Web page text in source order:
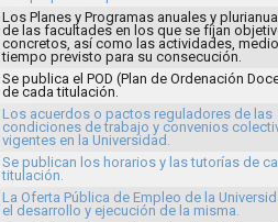
Los Planes y Programas anuales y
de las facultades en los que se fijan
concretos, así como las actividades,
tiempo previsto para su consecución.
Se publica el POD (Plan de Ordenación
de cada titulación.
Los acuerdos o pactos reguladores de las
condiciones de trabajo y convenios
vigentes en la Universidad.
Se publican los horarios y las tutorías de
titulación.
La Oferta Pública de Empleo de la
el desarrollo y ejecución de la misma.